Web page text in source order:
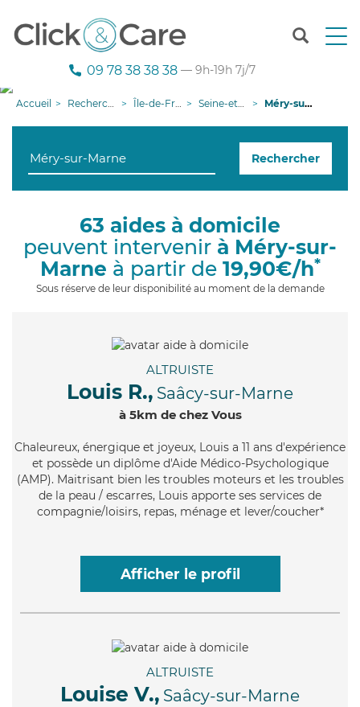
T
n
g
i
09 78 38 38 38 — 9h-19h 7j/7
Accueil Recherche aide à domicile Île-de-France Seine-et-Marne Méry-sur-Marne
Rechercher
63 aides à domicile
peuvent intervenir à Méry-sur-
Marne à partir de 19,90€/h*
Sous réserve de leur disponibilité au moment de la demande
ALTRUISTE
Louis R., Saâcy-sur-Marne
à 5km de chez Vous
Chaleureux, énergique et joyeux, Louis a 11 ans d'expérience
et possède un diplôme d'Aide Médico-Psychologique
(AMP). Maitrisant bien les troubles moteurs et les troubles
de la peau / escarres, Louis apporte ses services de
compagnie/loisirs, repas, ménage et lever/coucher*
Afficher le profil
ALTRUISTE
Louise V., Saâcy-sur-Marne